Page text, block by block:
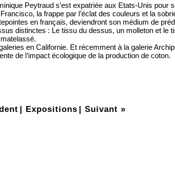
Peytraud s’est expatriée aux Etats-Unis pour
la frappe par l’éclat des couleurs et la
en français, deviendront son médium de
distinctes : Le tissu du dessus, un molleton et le
en Californie. Et récemment à la galerie
de l’impact écologique de la production de coton.
| Expositions | Suivant »